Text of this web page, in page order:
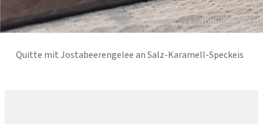
Foto: Matthias Jurkovicts
Quitte mit Jostabeerengelee an Salz-Karamell-Speckeis